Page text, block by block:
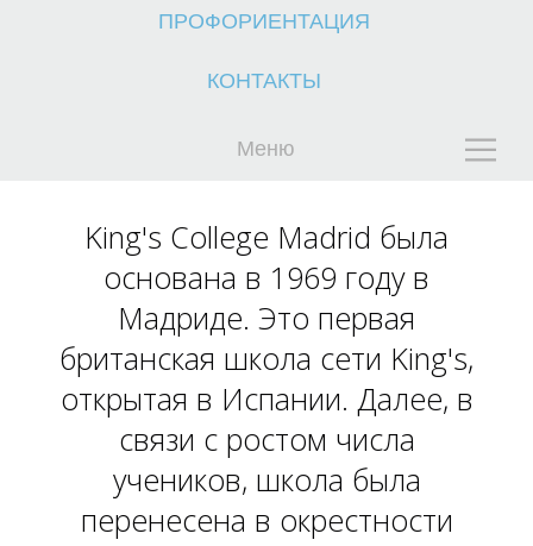
ПРОФОРИЕНТАЦИЯ
КОНТАКТЫ
Меню
К
King's College Madrid была
основана в 1969 году в
Мадриде. Это первая
британская школа сети King's,
открытая в Испании. Далее, в
связи с ростом числа
учеников, школа была
перенесена в окрестности